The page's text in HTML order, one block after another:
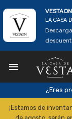
LA CASA

¿Eres
¡Estamos de